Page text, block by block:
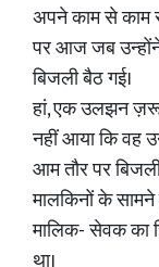
अपने काम से काम
पर आज जब
बिजली बैठ गई।
हां, एक उलझन
नहीं आया कि वह
आम तौर पर
मालकिनों के
मालिक- सेवक का